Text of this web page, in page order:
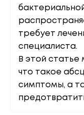
требует
специалиста.
В этой
что такое
симптомы, а